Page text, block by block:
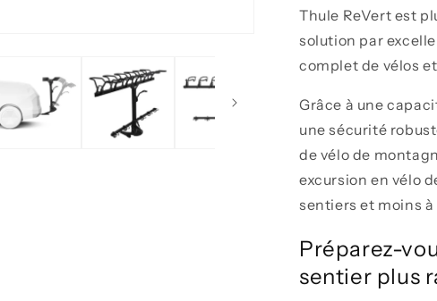
Thule
Thule ReVert est
solution par
complet de vélos
Grâce à une
une sécurité
de vélo de
excursion en vélo
sentiers et moins
Préparez-
sentier plus